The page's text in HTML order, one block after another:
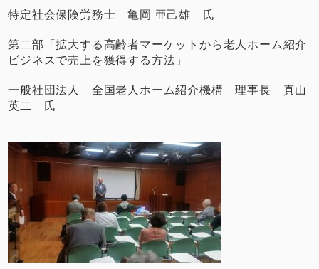
特定社会保険労務士 亀岡 亜己雄 氏
第二部「拡大する高齢者マーケットから老人ホーム紹介
ビジネスで売上を獲得する方法」
一般社団法人 全国老人ホーム紹介機構 理事長 真山
英二 氏